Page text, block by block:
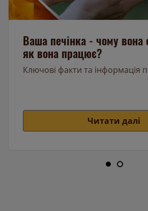
Ваша печінка - чому вона
як вона працює?
Ключові факти та інформація
Читати далі